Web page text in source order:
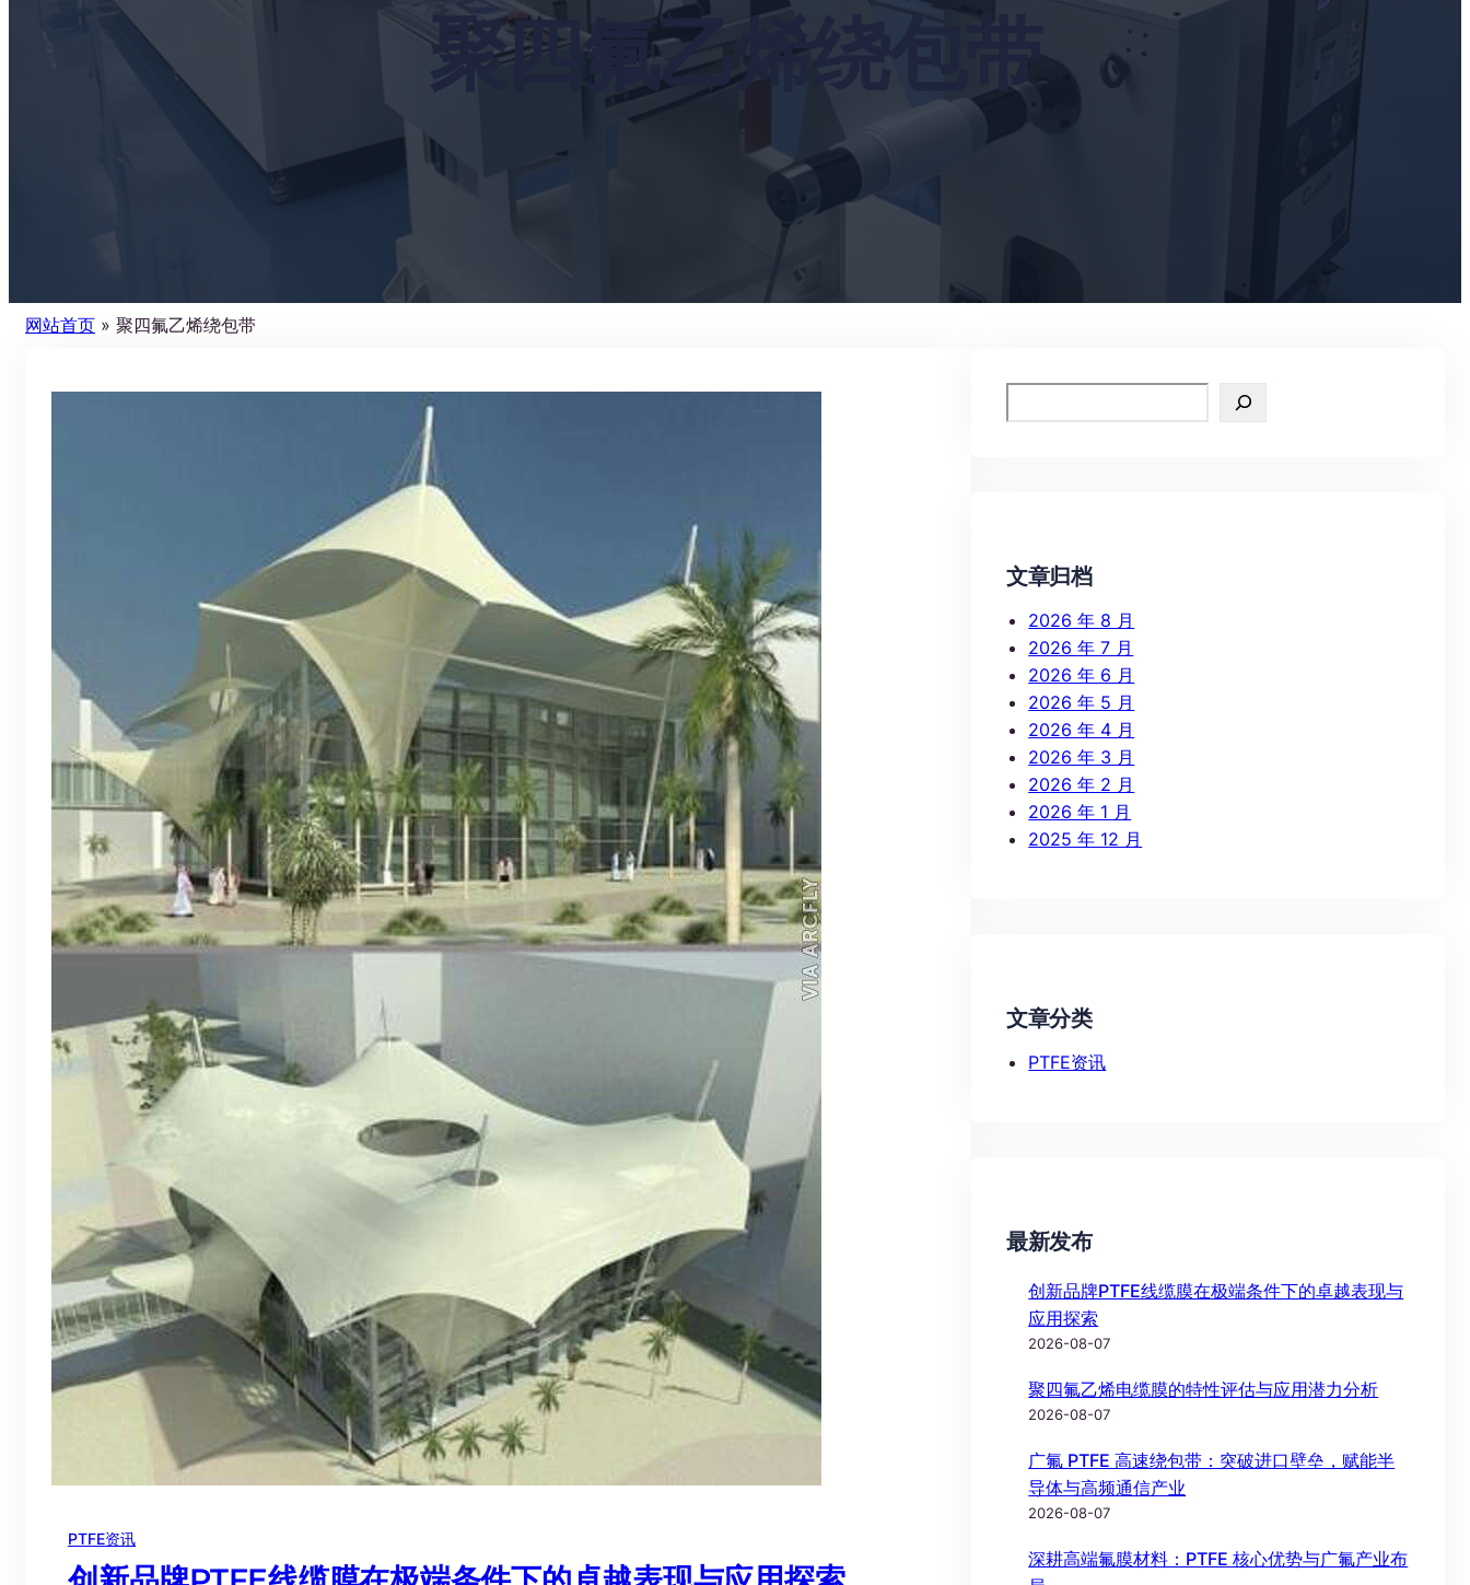
聚四氟乙烯绕包带
网站首页 » 聚四氟乙烯绕包带
PTFE资讯
e
文章归档
2026 年 8 月
2026 年 7 月
2026 年 6 月
2026 年 5 月
2026 年 4 月
2026 年 3 月
2026 年 2 月
2026 年 1 月
2025 年 12 月
文章分类
PTFE资讯
最新发布
创新品牌PTFE线缆膜在极端条件下的卓越表现与
应用探索
2026-08-07
聚四氟乙烯电缆膜的特性评估与应用潜力分析
2026-08-07
广氟 PTFE 高速绕包带：突破进口壁垒，赋能半
导体与高频通信产业
2026-08-07
深耕高端氟膜材料：PTFE 核心优势与广氟产业布